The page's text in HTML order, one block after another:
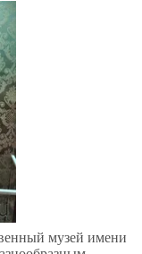
музей имени